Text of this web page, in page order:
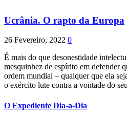
Ucrânia. O rapto da Europa
26 Fevereiro, 2022 0
É mais do que desonestidade
mesquinhez de espírito em defender
ordem mundial – qualquer que ela
o exército lute contra a vontade do
O Expediente Dia-a-Dia